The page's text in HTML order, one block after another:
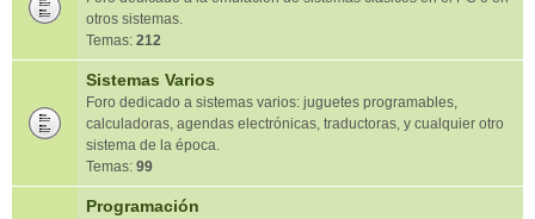
otros sistemas.
Temas: 212
Sistemas Varios
Foro dedicado a sistemas varios: juguetes programables,
calculadoras, agendas electrónicas, traductoras, y cualquier otro
sistema de la época.
Temas: 99
Programación